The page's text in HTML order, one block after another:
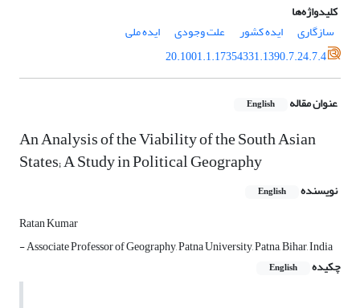
کلیدواژه‌ها
سازگاری
ایده کشور علت وجودی
ایده ملی
20.1001.1.17354331.1390.7.24.7.4
عنوان مقاله English
An Analysis of the Viability of the South Asian
States; A Study in Political Geography
نویسنده English
Ratan Kumar
- Associate Professor of Geography, Patna University, Patna, Bihar, India
چکیده
English